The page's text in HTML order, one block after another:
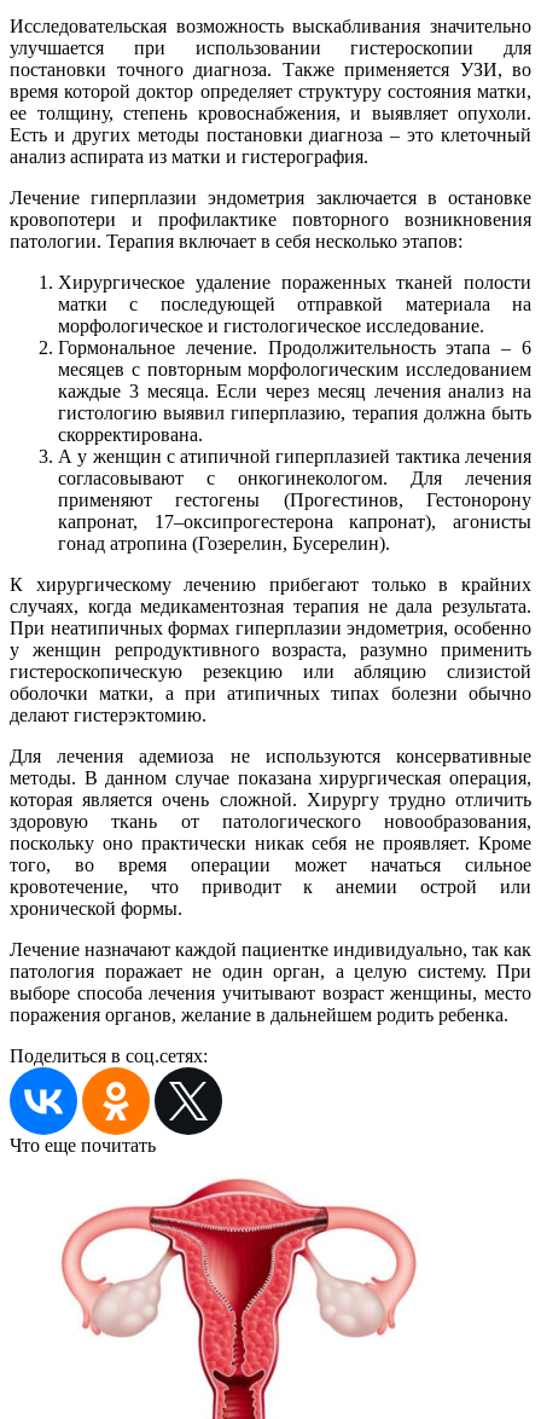
Исследовательская возможность выскабливания значительно
улучшается при использовании гистероскопии для
постановки точного диагноза. Также применяется УЗИ, во
время которой доктор определяет структуру состояния матки,
ее толщину, степень кровоснабжения, и выявляет опухоли.
Есть и других методы постановки диагноза – это клеточный
анализ аспирата из матки и гистерография.
Лечение гиперплазии эндометрия заключается в остановке
кровопотери и профилактике повторного возникновения
патологии. Терапия включает в себя несколько этапов:
Хирургическое удаление пораженных тканей полости
матки с последующей отправкой материала на
морфологическое и гистологическое исследование.
Гормональное лечение. Продолжительность этапа – 6
месяцев с повторным морфологическим исследованием
каждые 3 месяца. Если через месяц лечения анализ на
гистологию выявил гиперплазию, терапия должна быть
скорректирована.
А у женщин с атипичной гиперплазией тактика лечения
согласовывают с онкогинекологом. Для лечения
применяют гестогены (Прогестинов, Гестонорону
капронат, 17–оксипрогестерона капронат), агонисты
гонад атропина (Гозерелин, Бусерелин).
К хирургическому лечению прибегают только в крайних
случаях, когда медикаментозная терапия не дала результата.
При неатипичных формах гиперплазии эндометрия, особенно
у женщин репродуктивного возраста, разумно применить
гистероскопическую резекцию или абляцию слизистой
оболочки матки, а при атипичных типах болезни обычно
делают гистерэктомию.
Для лечения адемиоза не используются консервативные
методы. В данном случае показана хирургическая операция,
которая является очень сложной. Хирургу трудно отличить
здоровую ткань от патологического новообразования,
поскольку оно практически никак себя не проявляет. Кроме
того, во время операции может начаться сильное
кровотечение, что приводит к анемии острой или
хронической формы.
Лечение назначают каждой пациентке индивидуально, так как
патология поражает не один орган, а целую систему. При
выборе способа лечения учитывают возраст женщины, место
поражения органов, желание в дальнейшем родить ребенка.
Поделиться в соц.сетях:
Что еще почитать